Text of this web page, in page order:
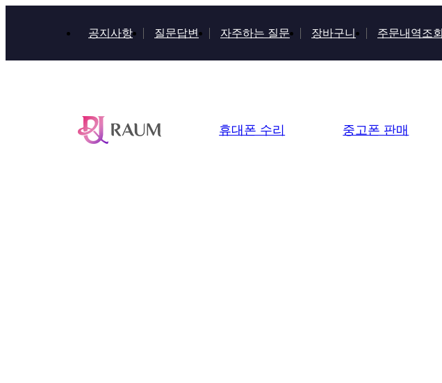
공지사항 질문답변 자주하는 질문 장바구니 주문내역조회
휴대폰 수리 중고폰 판매